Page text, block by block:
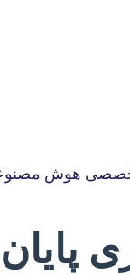
تخصصی هوش